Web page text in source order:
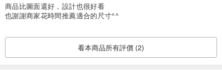
商品比圖面還好，設計也很好看
也謝謝商家花時間推薦適合的尺寸^^
看本商品所有評價 (2)